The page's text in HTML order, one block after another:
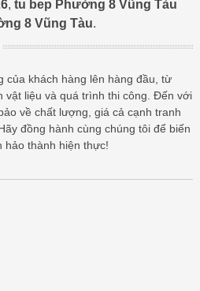
, tu bep Phường 8 Vũng Tàu
8 Vũng Tàu.
của khách hàng lên hàng đầu, từ
vật liệu và quá trình thi công. Đến với
về chất lượng, giá cả cạnh tranh
đồng hành cùng chúng tôi để biến
hảo thành hiện thực!